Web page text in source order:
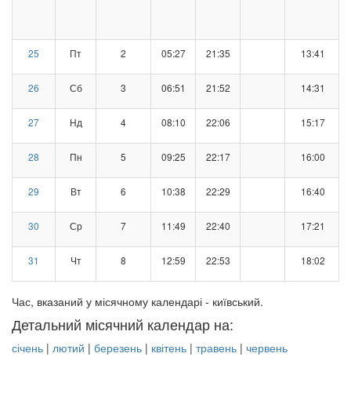
25 Пт 2 05:27 21:35 13:41
26 Сб 3 06:51 21:52 14:31
27 Нд 4 08:10 22:06 15:17
28 Пн 5 09:25 22:17 16:00
29 Вт 6 10:38 22:29 16:40
30 Ср 7 11:49 22:40 17:21
31 Чт 8 12:59 22:53 18:02
Час, вказаний у місячному календарі - київський.
Детальний місячний календар на:
січень | лютий | березень | квітень | травень | червень